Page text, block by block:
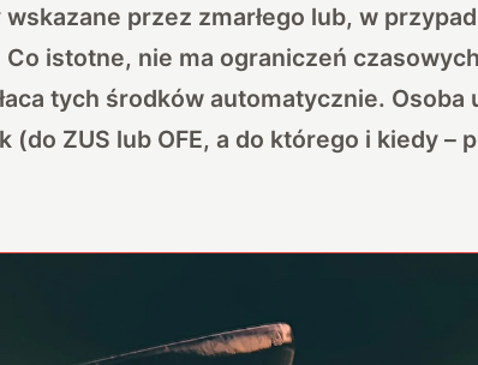
przez zmarłego lub, w
istotne, nie ma ograniczeń
tych środków automatycznie. Osoba
(do ZUS lub OFE, a do którego i kiedy –